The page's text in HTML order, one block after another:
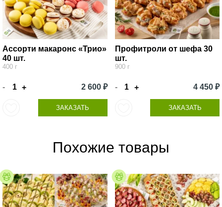
Ассорти макаронс «Трио»
40 шт.
400 г
- + 2 600 ₽
ЗАКАЗАТЬ
Профитроли от шефа 30
шт.
900 г
- + 4 450 ₽
ЗАКАЗАТЬ
Похожие товары